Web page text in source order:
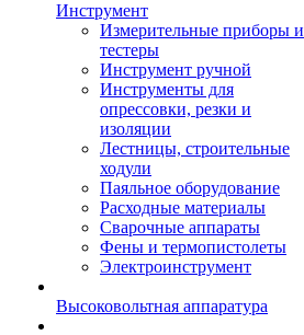
Инструмент
Измерительные приборы и
тестеры
Инструмент ручной
Инструменты для
опрессовки, резки и
изоляции
Лестницы, строительные
ходули
Паяльное оборудование
Расходные материалы
Сварочные аппараты
Фены и термопистолеты
Электроинструмент
Высоковольтная аппаратура